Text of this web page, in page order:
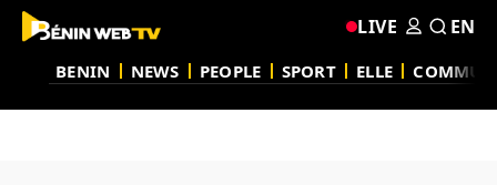
BENIN NEWS PEOPLE SPORT ELLE
LIVE EN